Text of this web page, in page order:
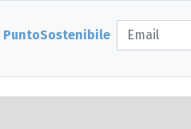
PuntoSostenibile